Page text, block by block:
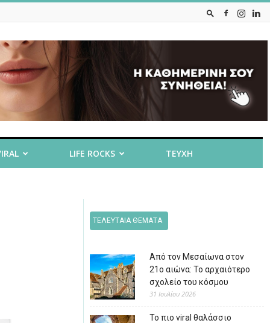
LIFE ROCKS ΤΕΥΧΗ
ΤΕΛΕΥΤΑΙΑ ΘΕΜΑΤΑ
Από τον Μεσαίωνα στον
21ο αιώνα: Το αρχαιότερο
σχολείο του κόσμου
31 Ιουλίου 2026
Το πιο viral θαλάσσιο